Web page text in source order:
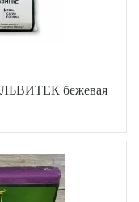
бежевая